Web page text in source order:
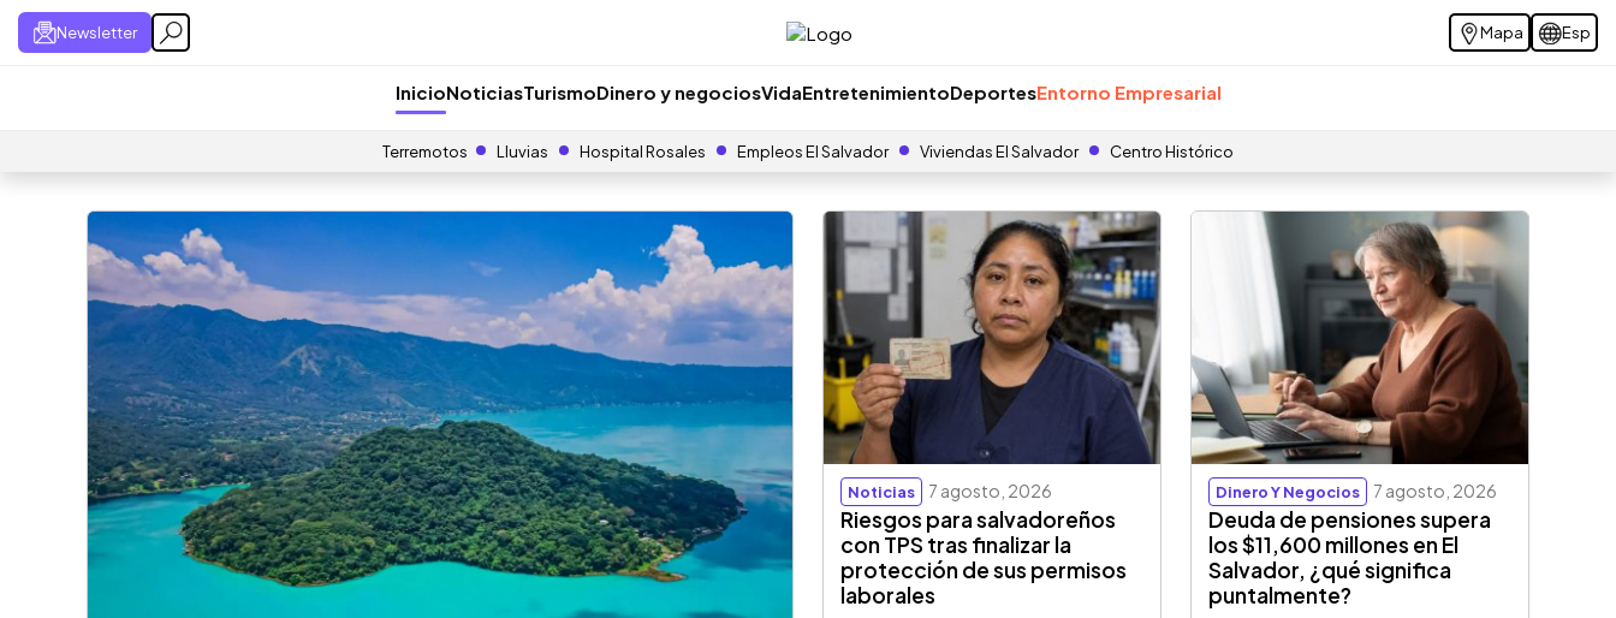
Newsletter Mapa Esp
InicioNoticiasTurismoDinero y negociosVidaEntretenimientoDeportesEntorno Empresarial
Terremotos Lluvias Hospital Rosales Empleos El Salvador Viviendas El Salvador Centro Histórico
Noticias 7 agosto, 2026
Riesgos para salvadoreños
con TPS tras finalizar la
protección de sus permisos
laborales
Dinero Y Negocios 7 agosto, 2026
Deuda de pensiones supera
los $11,600 millones en El
Salvador, ¿qué significa
puntalmente?